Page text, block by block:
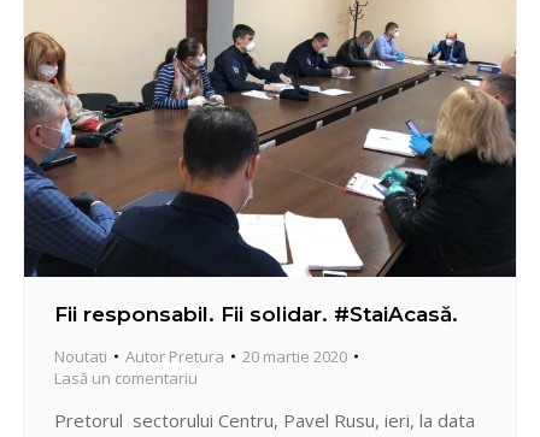
Fii responsabil. Fii solidar. #StaiAcasă.
Noutati Autor Pretura
20 martie 2020
Lasă un comentariu
Pretorul sectorului Centru, Pavel Rusu, ieri, la data